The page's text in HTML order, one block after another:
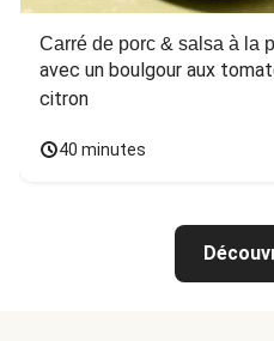
Carré de porc & salsa à la
avec un boulgour aux
citron
40 minutes